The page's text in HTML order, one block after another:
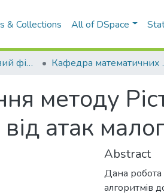
& Collections All of DSpace
Навчально-науковий фізико-технічний інститут (НН ФТІ) Кафедра
методу
від атак
Abstract
Дана робота
алгоритмiв